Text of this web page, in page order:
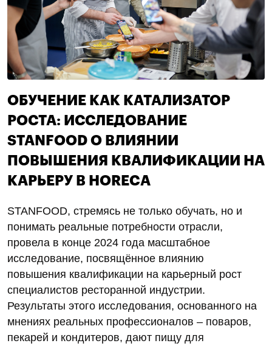
ОБУЧЕНИЕ КАК КАТАЛИЗАТОР
РОСТА: ИССЛЕДОВАНИЕ
STANFOOD О ВЛИЯНИИ
ПОВЫШЕНИЯ КВАЛИФИКАЦИИ НА
КАРЬЕРУ В HORECA
STANFOOD, стремясь не только обучать, но и
понимать реальные потребности отрасли,
провела в конце 2024 года масштабное
исследование, посвящённое влиянию
повышения квалификации на карьерный рост
специалистов ресторанной индустрии.
Результаты этого исследования, основанного на
мнениях реальных профессионалов – поваров,
пекарей и кондитеров, дают пищу для